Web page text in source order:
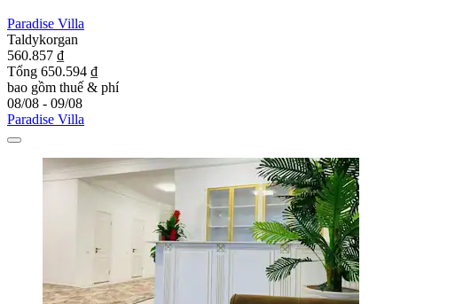
Paradise Villa
Taldykorgan
560.857 ₫
Tổng 650.594 ₫
bao gồm thuế & phí
08/08 - 09/08
Paradise Villa